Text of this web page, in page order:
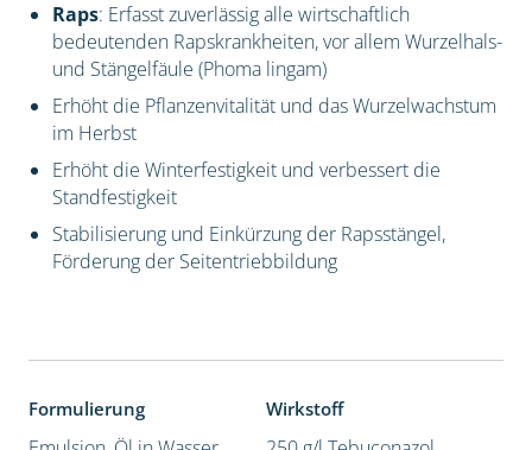
Raps: Erfasst zuverlässig alle wirtschaftlich
bedeutenden Rapskrankheiten, vor allem Wurzelhals-
und Stängelfäule (Phoma lingam)
Erhöht die Pflanzenvitalität und das Wurzelwachstum
im Herbst
Erhöht die Winterfestigkeit und verbessert die
Standfestigkeit
Stabilisierung und Einkürzung der Rapsstängel,
Förderung der Seitentriebbildung
Formulierung Wirkstoff